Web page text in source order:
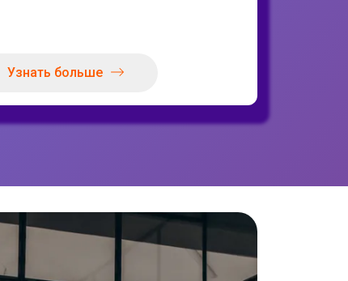
Узнать больше